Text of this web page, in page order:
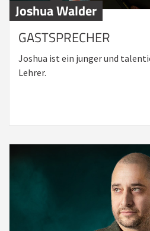
Joshua Walder
GASTSPRECHER
Joshua ist ein junger und
Lehrer.